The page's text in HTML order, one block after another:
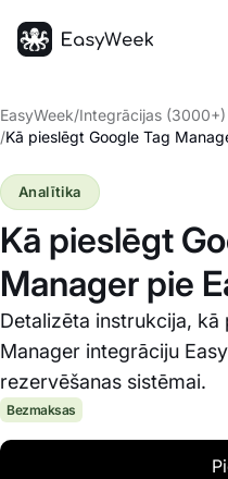
EasyWeek/Integrācijas (3000+)
/Kā pieslēgt Google Tag
Kā pieslēgt
Manager pie
Detalizēta instrukcija, kā
Manager integrāciju
rezervēšanas sistēmai.
Analītika
Bezmaksas